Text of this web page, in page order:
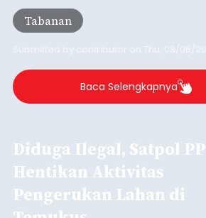
Tabanan
Baca Selengkapnya
Diduga Ilegal, Satpol PP
Hentikan Aktivitas
Pengerukan Lahan di